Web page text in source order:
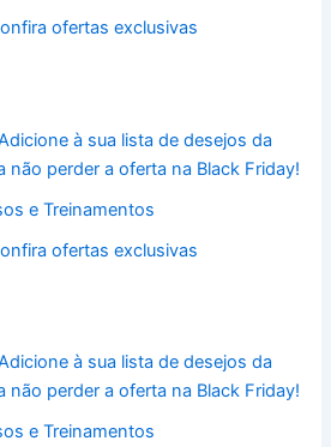
ofertas exclusivas
à sua lista de desejos da
não perder a oferta na Black Friday!
e Treinamentos
ofertas exclusivas
à sua lista de desejos da
não perder a oferta na Black Friday!
e Treinamentos